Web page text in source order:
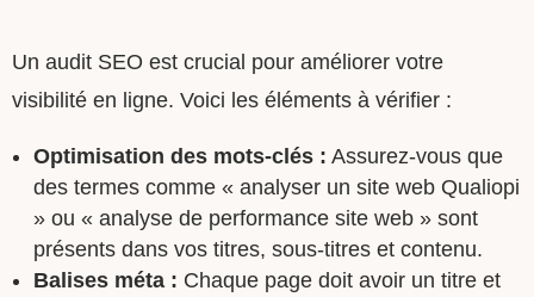
Un audit SEO est crucial pour améliorer votre
visibilité en ligne. Voici les éléments à vérifier :
Optimisation des mots-clés : Assurez-vous que
des termes comme « analyser un site web Qualiopi
» ou « analyse de performance site web » sont
présents dans vos titres, sous-titres et contenu.
Balises méta : Chaque page doit avoir un titre et